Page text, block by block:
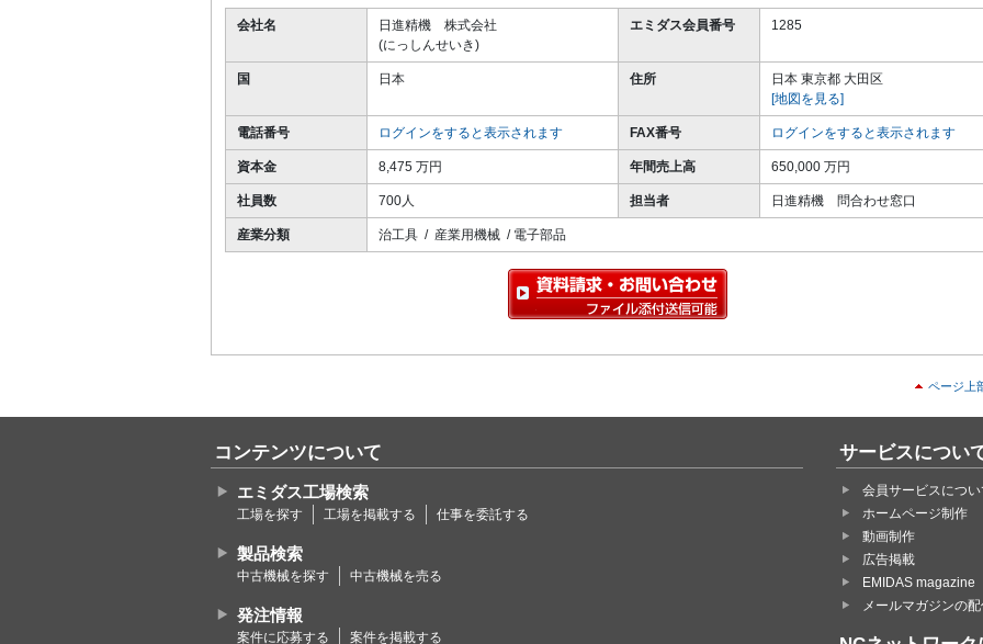
2
0
会社名
日進精機 株式会社
(にっしんせいき)
エミダス会員番号 1285
国 日本 住所
日本 東京都 大田区
[地図を見る]
電話番号 ログインをすると表示されます FAX番号 ログインをすると表示されます
資本金 8,475 万円 年間売上高 650,000 万円
社員数 700人 担当者 日進精機 問合わせ窓口
産業分類 治工具 / 産業用機械 / 電子部品
ページ上
コンテンツについて
エミダス工場検索
工場を探す 工場を掲載する 仕事を委託する
製品検索
中古機械を探す 中古機械を売る
発注情報
案件に応募する 案件を掲載する
サービスについ
会員サービスにつ
ホームページ制作
動画制作
広告掲載
EMIDAS magazine
メールマガジンの